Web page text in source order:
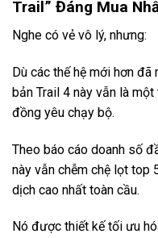
Trail” Đáng Mua
Nghe có vẻ vô lý, nhưng:
Dù các thế hệ mới hơn
bản Trail 4 này vẫn là
đồng yêu chạy bộ.
Theo báo cáo doanh số
này vẫn chễm chệ lọt top
dịch cao nhất toàn cầu.
Nó được thiết kế tối ưu